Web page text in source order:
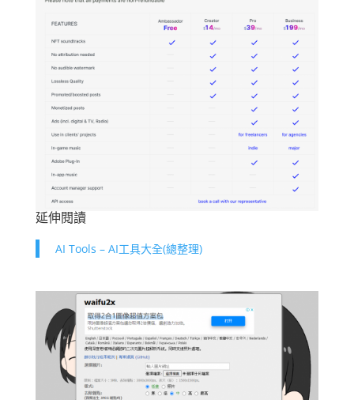
延伸閱讀
AI Tools – AI工具大全(總整理)